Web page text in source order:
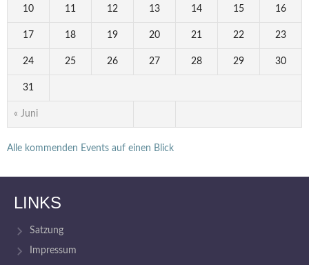
« Juni
10 11 12 13 14 15 16
17 18 19 20 21 22 23
24 25 26 27 28 29 30
31
Alle kommenden Events auf einen Blick
LINKS
Satzung
Impressum